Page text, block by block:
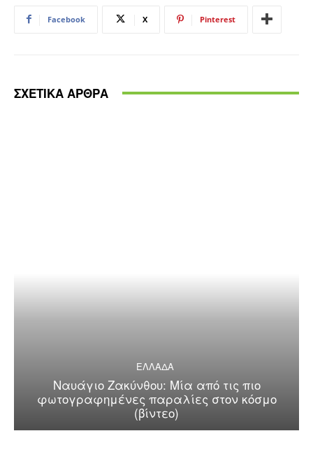
Facebook X Pinterest
ΣΧΕΤΙΚΑ ΑΡΘΡΑ
ΕΛΛΑΔΑ
Ναυάγιο Ζακύνθου: Μία από τις πιο
φωτογραφημένες παραλίες στον κόσμο
(βίντεο)